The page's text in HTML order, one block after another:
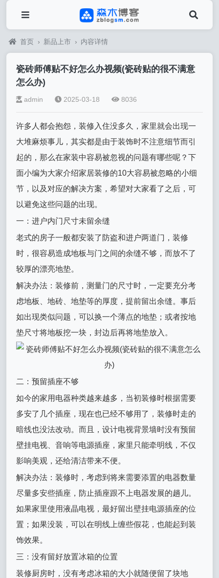
首页 › 新品上市 › 内容详情
瓷砖师傅贴不好怎么办视频(瓷砖贴的很不满意
怎么办)
admin 2025-03-18 8036
许多人都会抱怨，装修入住没多久，家里就会出现一
大堆麻烦事儿，其实都是由于装饰时不注意细节而引
起的，那么在家装中容易被忽视的问题有哪些呢？下
面小编为大家介绍家居装修的10大容易被忽略的小细
节，以及对应的解决方案，希望对大家看了之后，可
以避免这些问题的出现。
一：进户内门尺寸未留余缝
老式的房子一般都安装了防盗和进户两道门，装修
时，很容易造成地板与门之间的余缝不够，而放不了
较厚的漂亮地垫。
解决办法：装修前，测量门的尺寸时，一定要充分考
虑地板、地砖、地垫等的厚度，提前留出余缝。事后
如出现类似问题，可以换一个薄点的地垫；或者按地
垫尺寸将地板挖一块，封边后再将地垫放入。
二：预留插座不够
如今的家用电器种类越来越多，当初装修时根据需要
多安了几个插座，现在也已经不够用了，装修时走的
暗线也没法改动。而且，设计电视背景墙时没有预留
壁挂电视、音响等电源插座，家里只能牵明线，不仅
影响美观，还给清洁带来不便。
解决办法：装修时，考虑到将来需要添置的电器数量
尽量多安些插座，防止插座跟不上电器发展的趟儿。
如果家里使用液晶电视，最好留出壁挂电源插座的位
置；如果没装，可以在明线上缠些假花，也能起到装
饰效果。
三：没有留好放置冰箱的位置
装修厨房时，没有考虑冰箱的大小就随便留了块地